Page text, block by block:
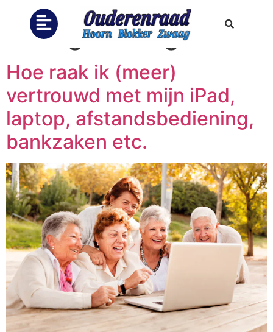
Categorie:Algemeen
Hoe raak ik (meer)
vertrouwd met mijn iPad,
laptop, afstandsbediening,
bankzaken etc.